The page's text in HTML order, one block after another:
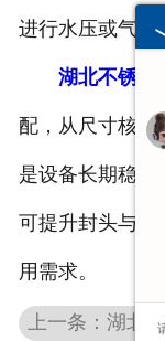
进行水压或气密
湖北不锈钢
配，从尺寸核验
是设备长期稳定
可提升封头与设
用需求。